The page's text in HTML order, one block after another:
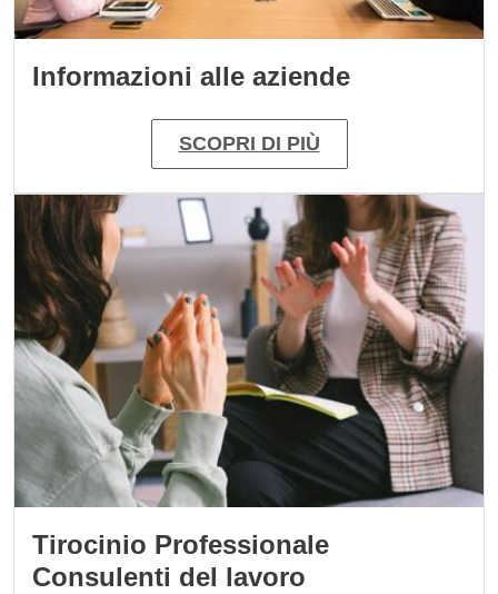
Informazioni alle aziende
SCOPRI DI PIÙ
Immagine
Tirocinio Professionale
Consulenti del lavoro